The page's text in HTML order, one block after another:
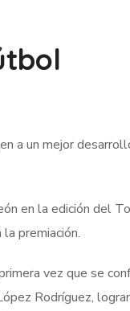
a un mejor
en la edición del
premiación.
vez que se
Rodríguez,